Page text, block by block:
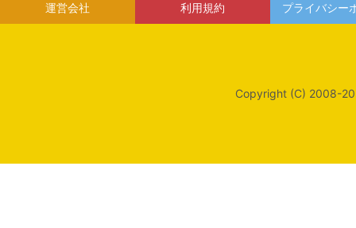
運営会社 利用規約 プライバシー
Copyright (C) 2008-